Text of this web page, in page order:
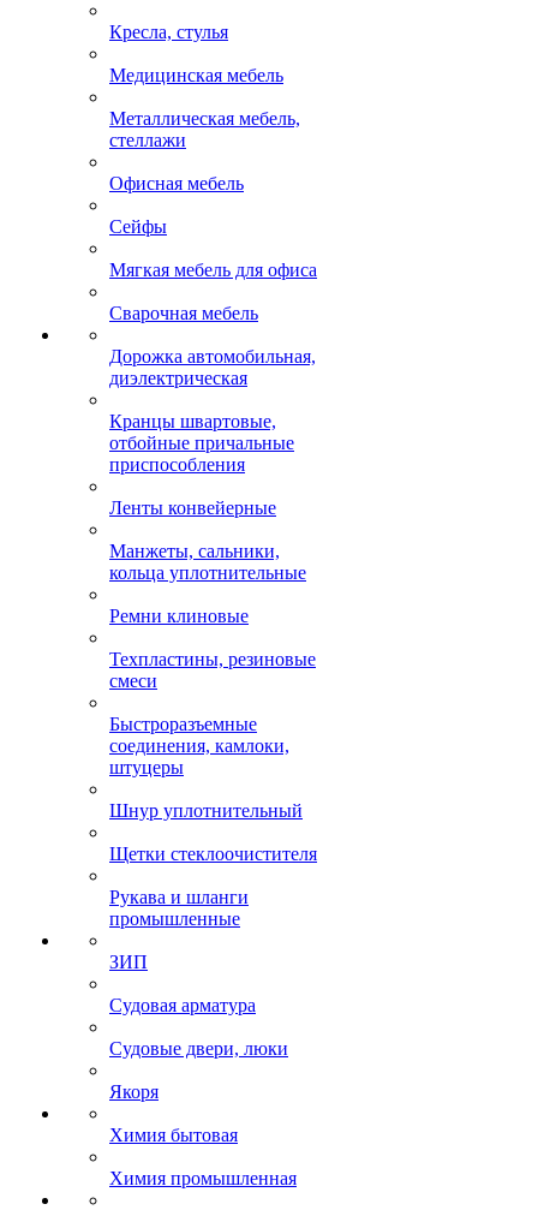
Кресла, стулья
Медицинская мебель
Металлическая мебель,
стеллажи
Офисная мебель
Сейфы
Мягкая мебель для офиса
Сварочная мебель
Дорожка автомобильная,
диэлектрическая
Кранцы швартовые,
отбойные причальные
приспособления
Ленты конвейерные
Манжеты, сальники,
кольца уплотнительные
Ремни клиновые
Техпластины, резиновые
смеси
Быстроразъемные
соединения, камлоки,
штуцеры
Шнур уплотнительный
Щетки стеклоочистителя
Рукава и шланги
промышленные
ЗИП
Судовая арматура
Судовые двери, люки
Якоря
Химия бытовая
Химия промышленная